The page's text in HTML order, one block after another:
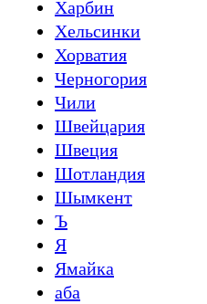
Харбин
Хельсинки
Хорватия
Черногория
Чили
Швейцария
Швеция
Шотландия
Шымкент
Ъ
Я
Ямайка
аба